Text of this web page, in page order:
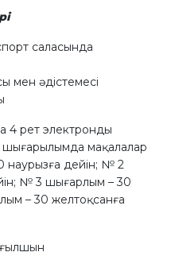
саласында
мен әдістемесі
4 рет электронды
мақалалар
дейін; № 2
№ 3 шығарлым – 30
– 30 желтоқсанға